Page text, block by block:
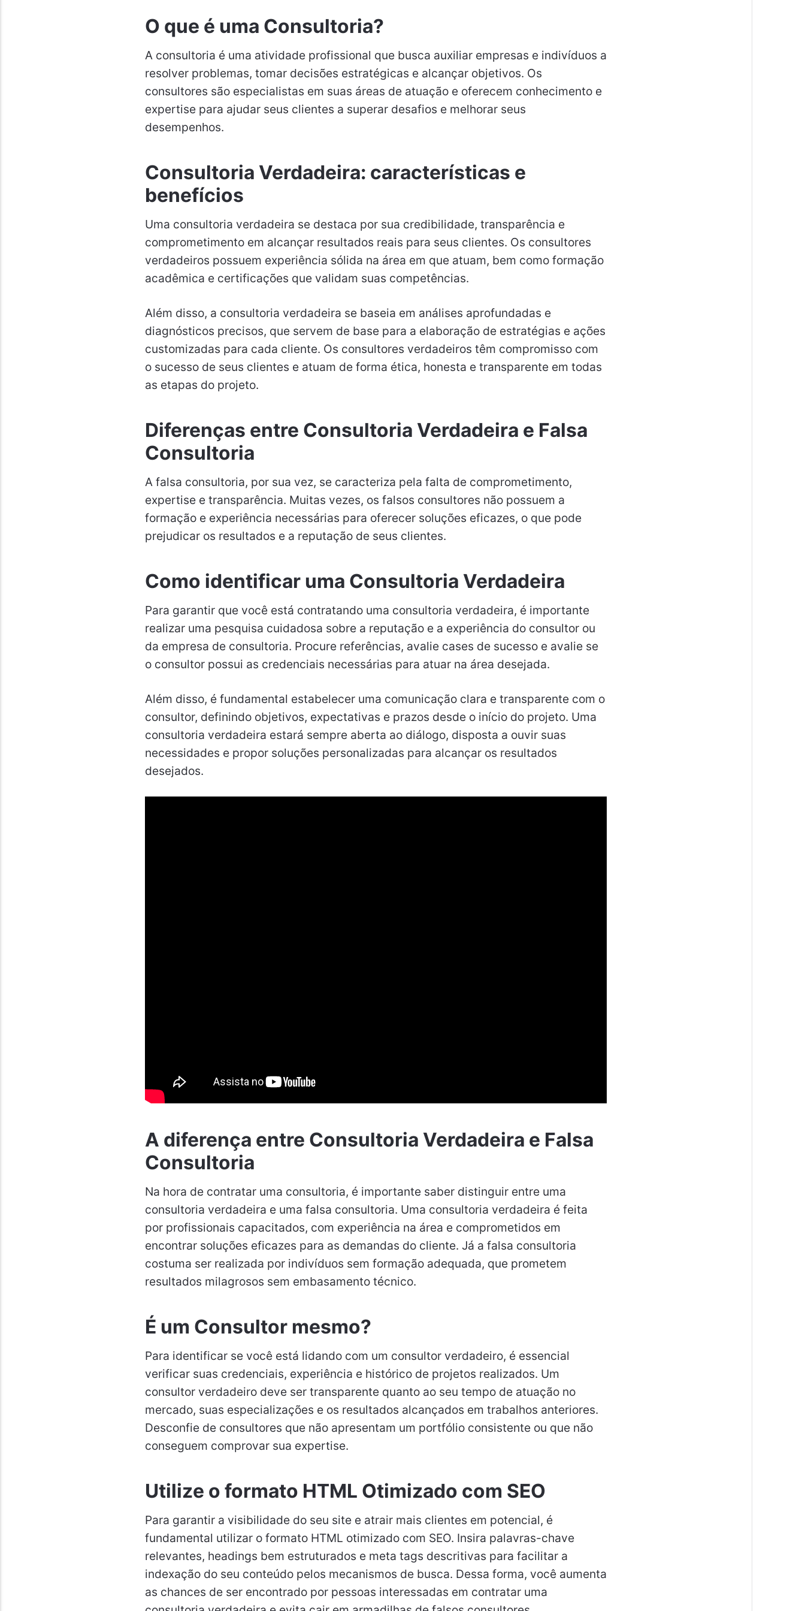
O que é uma Consultoria?
A consultoria é uma atividade profissional que busca auxiliar empresas e indivíduos a
resolver problemas, tomar decisões estratégicas e alcançar objetivos. Os
consultores são especialistas em suas áreas de atuação e oferecem conhecimento e
expertise para ajudar seus clientes a superar desafios e melhorar seus
desempenhos.
Consultoria Verdadeira: características e
benefícios
Uma consultoria verdadeira se destaca por sua credibilidade, transparência e
comprometimento em alcançar resultados reais para seus clientes. Os consultores
verdadeiros possuem experiência sólida na área em que atuam, bem como formação
acadêmica e certificações que validam suas competências.
Além disso, a consultoria verdadeira se baseia em análises aprofundadas e
diagnósticos precisos, que servem de base para a elaboração de estratégias e ações
customizadas para cada cliente. Os consultores verdadeiros têm compromisso com
o sucesso de seus clientes e atuam de forma ética, honesta e transparente em todas
as etapas do projeto.
Diferenças entre Consultoria Verdadeira e Falsa
Consultoria
A falsa consultoria, por sua vez, se caracteriza pela falta de comprometimento,
expertise e transparência. Muitas vezes, os falsos consultores não possuem a
formação e experiência necessárias para oferecer soluções eficazes, o que pode
prejudicar os resultados e a reputação de seus clientes.
Como identificar uma Consultoria Verdadeira
Para garantir que você está contratando uma consultoria verdadeira, é importante
realizar uma pesquisa cuidadosa sobre a reputação e a experiência do consultor ou
da empresa de consultoria. Procure referências, avalie cases de sucesso e avalie se
o consultor possui as credenciais necessárias para atuar na área desejada.
Além disso, é fundamental estabelecer uma comunicação clara e transparente com o
consultor, definindo objetivos, expectativas e prazos desde o início do projeto. Uma
consultoria verdadeira estará sempre aberta ao diálogo, disposta a ouvir suas
necessidades e propor soluções personalizadas para alcançar os resultados
desejados.
A diferença entre Consultoria Verdadeira e Falsa
Consultoria
Na hora de contratar uma consultoria, é importante saber distinguir entre uma
consultoria verdadeira e uma falsa consultoria. Uma consultoria verdadeira é feita
por profissionais capacitados, com experiência na área e comprometidos em
encontrar soluções eficazes para as demandas do cliente. Já a falsa consultoria
costuma ser realizada por indivíduos sem formação adequada, que prometem
resultados milagrosos sem embasamento técnico.
É um Consultor mesmo?
Para identificar se você está lidando com um consultor verdadeiro, é essencial
verificar suas credenciais, experiência e histórico de projetos realizados. Um
consultor verdadeiro deve ser transparente quanto ao seu tempo de atuação no
mercado, suas especializações e os resultados alcançados em trabalhos anteriores.
Desconfie de consultores que não apresentam um portfólio consistente ou que não
conseguem comprovar sua expertise.
Utilize o formato HTML Otimizado com SEO
Para garantir a visibilidade do seu site e atrair mais clientes em potencial, é
fundamental utilizar o formato HTML otimizado com SEO. Insira palavras-chave
relevantes, headings bem estruturados e meta tags descritivas para facilitar a
indexação do seu conteúdo pelos mecanismos de busca. Dessa forma, você aumenta
as chances de ser encontrado por pessoas interessadas em contratar uma